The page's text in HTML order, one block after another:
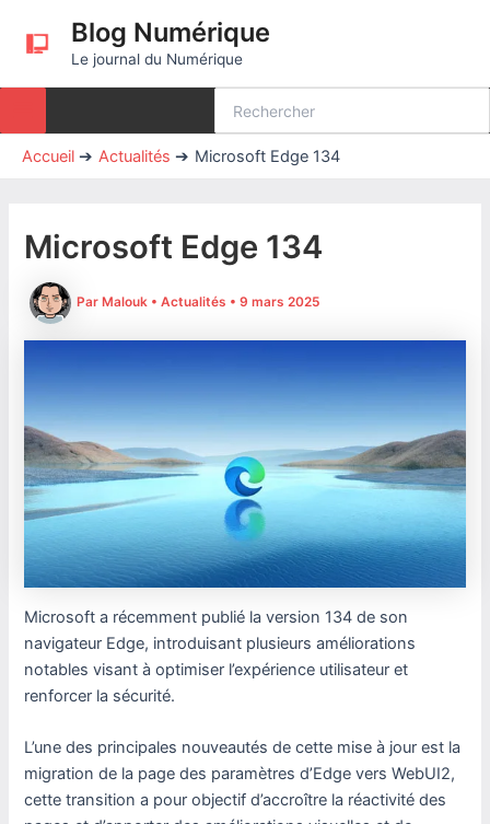
Blog Numérique
Le journal du Numérique
Accueil Actualités Microsoft Edge 134
Microsoft Edge 134
Par Malouk •Actualités •9 mars 2025
Microsoft a récemment publié la version 134 de son
navigateur Edge, introduisant plusieurs améliorations
notables visant à optimiser l’expérience utilisateur et
renforcer la sécurité.
L’une des principales nouveautés de cette mise à jour est la
migration de la page des paramètres d’Edge vers WebUI2,
cette transition a pour objectif d’accroître la réactivité des